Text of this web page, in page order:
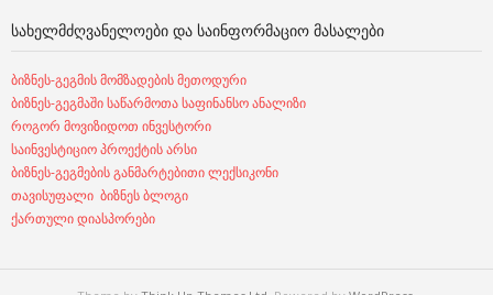
ᲡᲐᲮᲔᲚᲛᲫᲦᲕᲐᲜᲔᲚᲝᲔᲑᲘ ᲓᲐ ᲡᲐᲘᲜᲤᲝᲠᲛᲐᲪᲘᲝ ᲛᲐᲡᲐᲚᲔᲑᲘ
ბიზნეს-გეგმის მომზადების მეთოდური
ბიზნეს-გეგმაში საწარმოთა საფინანსო ანალიზი
როგორ მოვიზიდოთ ინვესტორი
საინვესტიციო პროექტის არსი
ბიზნეს-გეგმების განმარტებითი ლექსიკონი
თავისუფალი ბიზნეს ბლოგი
ქართული დიასპორები